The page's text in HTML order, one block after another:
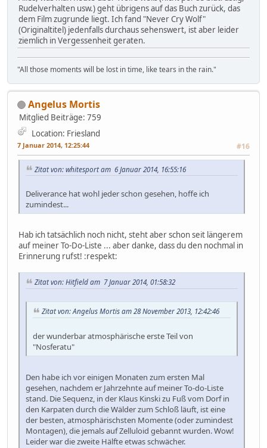
Rudelverhalten usw.) geht übrigens auf das Buch zurück, das
dem Film zugrunde liegt. Ich fand "Never Cry Wolf"
(Originaltitel) jedenfalls durchaus sehenswert, ist aber leider
ziemlich in Vergessenheit geraten.
"All those moments will be lost in time, like tears in the rain."
Angelus Mortis
Mitglied Beiträge: 759
Location: Friesland
7 Januar 2014, 12:25:44 #16
Zitat von: whitesport am 6 Januar 2014, 16:55:16
Deliverance hat wohl jeder schon gesehen, hoffe ich
zumindest...
Hab ich tatsächlich noch nicht, steht aber schon seit längerem
auf meiner To-Do-Liste ... aber danke, dass du den nochmal in
Erinnerung rufst! :respekt:
Zitat von: Hitfield am 7 Januar 2014, 01:58:32
Zitat von: Angelus Mortis am 28 November 2013, 12:42:46
der wunderbar atmosphärische erste Teil von
"Nosferatu"
Den habe ich vor einigen Monaten zum ersten Mal
gesehen, nachdem er Jahrzehnte auf meiner To-do-Liste
stand. Die Sequenz, in der Klaus Kinski zu Fuß vom Dorf in
den Karpaten durch die Wälder zum Schloß läuft, ist eine
der besten, atmosphärischsten Momente (oder zumindest
Montagen), die jemals auf Zelluloid gebannt wurden. Wow!
Leider war die zweite Hälfte etwas schwächer.